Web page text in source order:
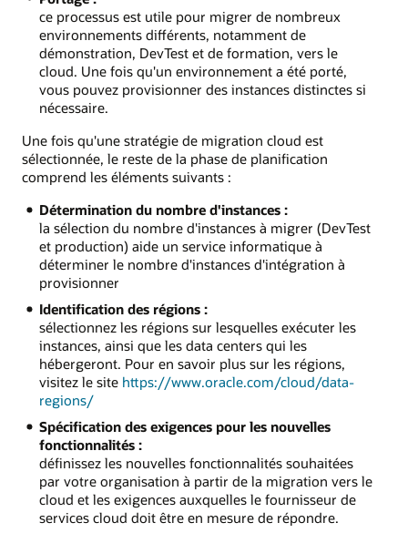
ce processus est utile pour migrer de nombreux
environnements différents, notamment de
démonstration, DevTest et de formation, vers le
cloud. Une fois qu'un environnement a été porté,
vous pouvez provisionner des instances distinctes si
nécessaire.
Une fois qu'une stratégie de migration cloud est
sélectionnée, le reste de la phase de planification
comprend les éléments suivants :
Détermination du nombre d'instances :
la sélection du nombre d'instances à migrer (DevTest
et production) aide un service informatique à
déterminer le nombre d'instances d'intégration à
provisionner
Identification des régions :
sélectionnez les régions sur lesquelles exécuter les
instances, ainsi que les data centers qui les
hébergeront. Pour en savoir plus sur les régions,
visitez le site https://www.oracle.com/cloud/data-
regions/
Spécification des exigences pour les nouvelles
fonctionnalités :
définissez les nouvelles fonctionnalités souhaitées
par votre organisation à partir de la migration vers le
cloud et les exigences auxquelles le fournisseur de
services cloud doit être en mesure de répondre.